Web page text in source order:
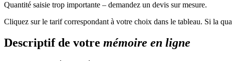
Quantité saisie trop importante – demandez un devis sur mesure.
Cliquez sur le tarif correspondant à votre choix dans le tableau. Si la
Descriptif de votre mémoire en ligne